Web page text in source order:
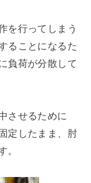
を行ってしまう
ることになるた
負荷が分散して
させるために
定したまま、肘
。